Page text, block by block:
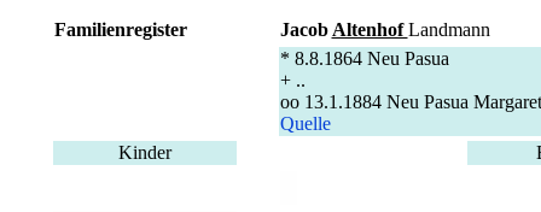
Familienregister Jacob AltenhofLandmann
* 8.8.1864 Neu Pasua
+ ..
oo 13.1.1884 Neu Pasua
Quelle
Kinder